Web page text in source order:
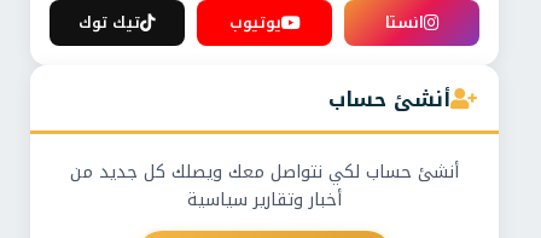
انستا
يوتيوب تيك توك
أنشئ حساب
أنشئ حساب لكي نتواصل معك ويصلك كل جديد من
أخبار وتقارير سياسية